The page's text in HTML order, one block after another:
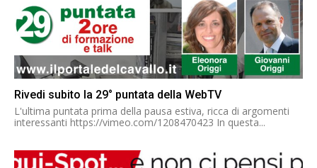
Rivedi subito la 29° puntata della WebTV
L'ultima puntata prima della pausa estiva, ricca di argomenti
interessanti https://vimeo.com/1208470423 In questa...